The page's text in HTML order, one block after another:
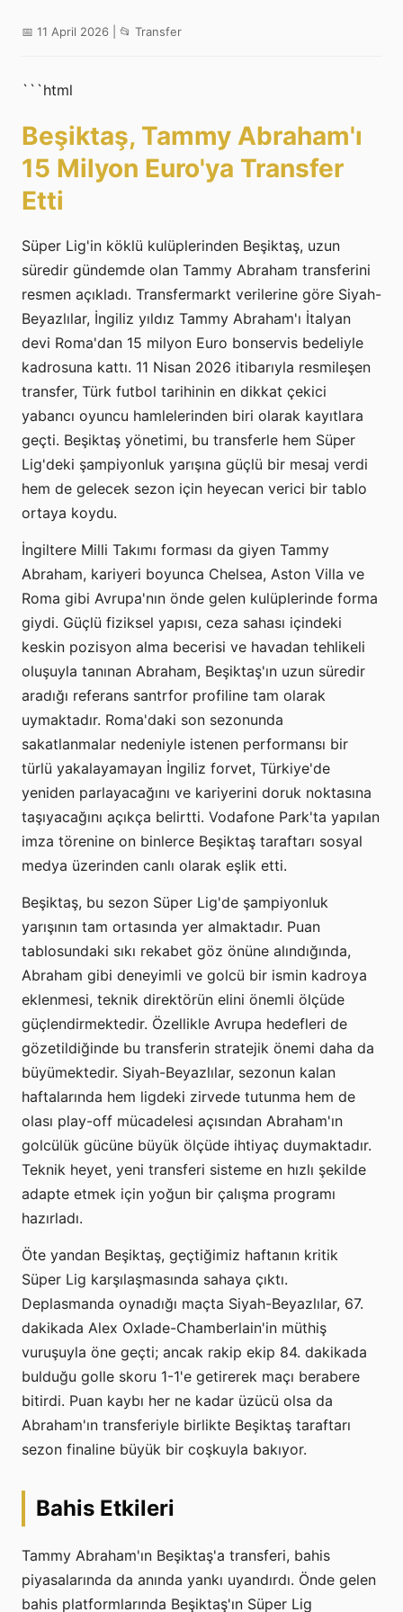
📅 11 April 2026 | 📂 Transfer
```html
Beşiktaş, Tammy Abraham'ı
15 Milyon Euro'ya Transfer
Etti
Süper Lig'in köklü kulüplerinden Beşiktaş, uzun
süredir gündemde olan Tammy Abraham transferini
resmen açıkladı. Transfermarkt verilerine göre Siyah-
Beyazlılar, İngiliz yıldız Tammy Abraham'ı İtalyan
devi Roma'dan 15 milyon Euro bonservis bedeliyle
kadrosuna kattı. 11 Nisan 2026 itibarıyla resmileşen
transfer, Türk futbol tarihinin en dikkat çekici
yabancı oyuncu hamlelerinden biri olarak kayıtlara
geçti. Beşiktaş yönetimi, bu transferle hem Süper
Lig'deki şampiyonluk yarışına güçlü bir mesaj verdi
hem de gelecek sezon için heyecan verici bir tablo
ortaya koydu.
İngiltere Milli Takımı forması da giyen Tammy
Abraham, kariyeri boyunca Chelsea, Aston Villa ve
Roma gibi Avrupa'nın önde gelen kulüplerinde forma
giydi. Güçlü fiziksel yapısı, ceza sahası içindeki
keskin pozisyon alma becerisi ve havadan tehlikeli
oluşuyla tanınan Abraham, Beşiktaş'ın uzun süredir
aradığı referans santrfor profiline tam olarak
uymaktadır. Roma'daki son sezonunda
sakatlanmalar nedeniyle istenen performansı bir
türlü yakalayamayan İngiliz forvet, Türkiye'de
yeniden parlayacağını ve kariyerini doruk noktasına
taşıyacağını açıkça belirtti. Vodafone Park'ta yapılan
imza törenine on binlerce Beşiktaş taraftarı sosyal
medya üzerinden canlı olarak eşlik etti.
Beşiktaş, bu sezon Süper Lig'de şampiyonluk
yarışının tam ortasında yer almaktadır. Puan
tablosundaki sıkı rekabet göz önüne alındığında,
Abraham gibi deneyimli ve golcü bir ismin kadroya
eklenmesi, teknik direktörün elini önemli ölçüde
güçlendirmektedir. Özellikle Avrupa hedefleri de
gözetildiğinde bu transferin stratejik önemi daha da
büyümektedir. Siyah-Beyazlılar, sezonun kalan
haftalarında hem ligdeki zirvede tutunma hem de
olası play-off mücadelesi açısından Abraham'ın
golcülük gücüne büyük ölçüde ihtiyaç duymaktadır.
Teknik heyet, yeni transferi sisteme en hızlı şekilde
adapte etmek için yoğun bir çalışma programı
hazırladı.
Öte yandan Beşiktaş, geçtiğimiz haftanın kritik
Süper Lig karşılaşmasında sahaya çıktı.
Deplasmanda oynadığı maçta Siyah-Beyazlılar, 67.
dakikada Alex Oxlade-Chamberlain'in müthiş
vuruşuyla öne geçti; ancak rakip ekip 84. dakikada
bulduğu golle skoru 1-1'e getirerek maçı berabere
bitirdi. Puan kaybı her ne kadar üzücü olsa da
Abraham'ın transferiyle birlikte Beşiktaş taraftarı
sezon finaline büyük bir coşkuyla bakıyor.
Bahis Etkileri
Tammy Abraham'ın Beşiktaş'a transferi, bahis
piyasalarında da anında yankı uyandırdı. Önde gelen
bahis platformlarında Beşiktaş'ın Süper Lig